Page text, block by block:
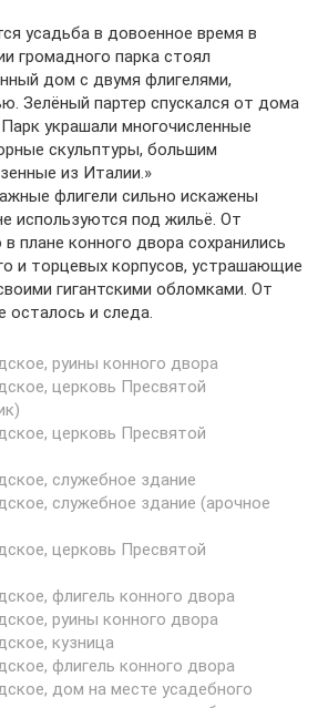
усадьба в довоенное время в
громадного парка стоял
дом с двумя флигелями,
Зелёный партер спускался от дома
украшали многочисленные
скульптуры, большим
из Италии.»
флигели сильно искажены
используются под жильё. От
плане конного двора сохранились
и торцевых корпусов, устрашающие
гигантскими обломками. От
осталось и следа.